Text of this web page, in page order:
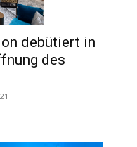
debütiert in
des